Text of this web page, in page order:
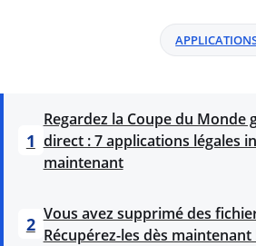
1
Regardez la Coupe du Monde
direct : 7 applications légales
maintenant
2 Vous avez supprimé des
Récupérez-les dès maintenant